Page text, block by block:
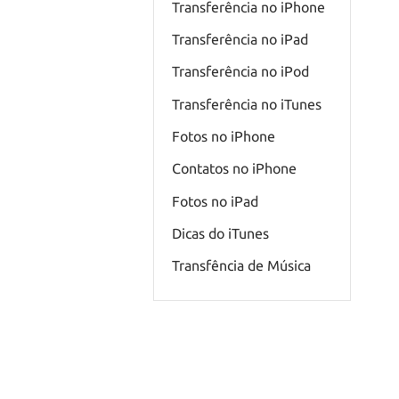
Transferência no iPhone
Transferência no iPad
Transferência no iPod
Transferência no iTunes
Fotos no iPhone
Contatos no iPhone
Fotos no iPad
Dicas do iTunes
Transfência de Música